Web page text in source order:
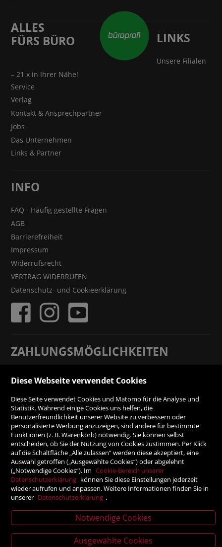
News
ALLES
FÜRS BÜRO
LINKS
Unsere Filialen
– 21 x in Ihrer Nähe!
Service
Verlag
Kontakt & Ansprechpartner
Jobs
Das Unternehmen
Links & Partner
INFO
FAQ - Häufig gestellte Fragen
AGB
Barrierefreiheit
Impressum
Widerrufsrecht
VERTRAG WIDERRUFEN
Datenschutz- und Cookieerklärung
ZAHLUNGSMÖGLICHKEITEN
Rechnung
Vorauskasse
SICHER ONLINE SHOPPEN!
Verlagsanstalt Tyrolia Gesellschaft m. b. H | Exlgasse 20,
Diese Webseite verwendet Cookies
Diese Seite verwendet Cookies und Matomo für die Analyse und
Statistik. Während einige Cookies uns helfen, die
Benutzerfreundlichkeit unserer Website zu verbessern oder
personalisierte Werbung anzuzeigen, sind andere für bestimmte
Funktionen (z. B. Warenkorb) notwendig. Sie können selbst
entscheiden, ob Sie der Nutzung von Cookies zustimmen. Per Klick
auf die Schaltfläche „Alle zulassen“ werden diese akzeptiert, eine
Auswahl getroffen („Ausgewählte Cookies“) oder abgelehnt
(„Notwendige Cookies“). Im Cookie-Bereich unserer
Datenschutzerklärung können Sie diese Einstellungen jederzeit
wieder aufrufen und anpassen. Weitere Informationen finden Sie in
unserer Datenschutzerklärung .
Notwendige Cookies
Ausgewählte Cookies